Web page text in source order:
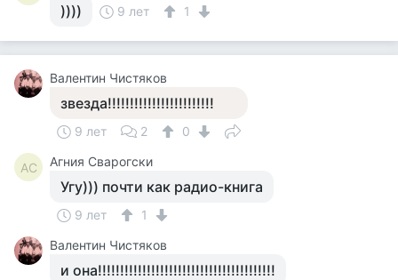
)))) 9 лет 1
Валентин Чистяков
звезда!!!!!!!!!!!!!!!!!!!!!!!!
9 лет 2 0
АС Агния Сварогски
Угу))) почти как радио-книга
9 лет
1
Валентин Чистяков
и она!!!!!!!!!!!!!!!!!!!!!!!!!!!!!!!!!!!!!!!!